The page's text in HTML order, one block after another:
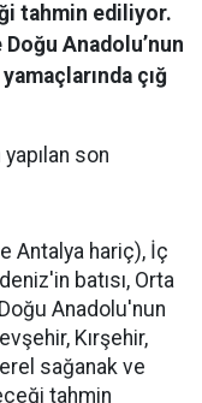
tahmin ediliyor.
Anadolu’nun
çığ
son
Antalya hariç), İç
batısı, Orta
Anadolu'nun
Kırşehir,
sağanak ve
tahmin